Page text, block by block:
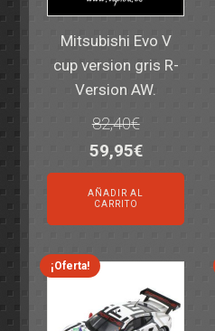
Mitsubishi Evo V
cup version gris R-
Version AW.
82,40€
El
precio
original
era:
82,40€.
59,95€El
precio
es:
59,95€.
AÑADIR AL
CARRITO
¡Oferta!